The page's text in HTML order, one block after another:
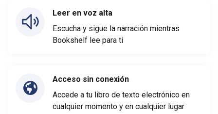
Leer en voz alta
Escucha y sigue la narración mientras
Bookshelf lee para ti
Acceso sin conexión
Accede a tu libro de texto electrónico en
cualquier momento y en cualquier lugar